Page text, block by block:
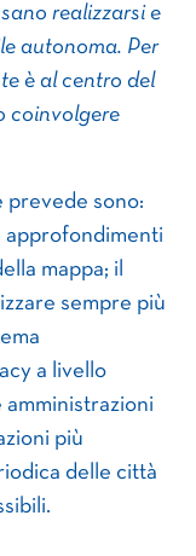
realizzarsi e
autonoma. Per
è al centro del
coinvolgere
prevede sono:
approfondimenti
mappa; il
sempre più
a livello
amministrazioni
più
delle città